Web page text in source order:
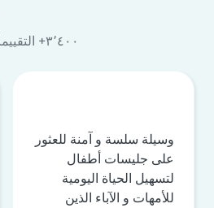
٣٬٤٠٠+ التقييمات
وسيلة سلسة و آمنة للعثور
على جليسات أطفال
لتسهيل الحياة اليومية
للأمهات و الآباء الذين